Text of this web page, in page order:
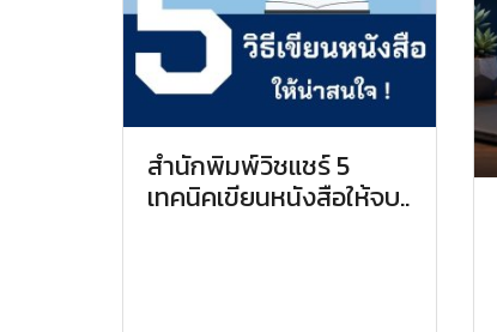
สำนักพิมพ์วิชแชร์ 5
เทคนิคเขียนหนังสือให้จบ..